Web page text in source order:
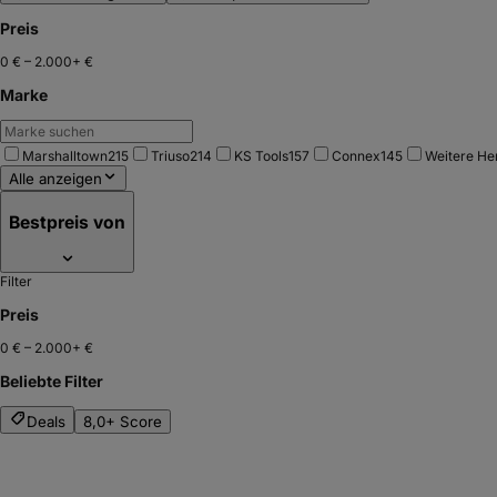
Preis
0 € – 2.000+ €
Marke
Marshalltown215 Triuso214 KS Tools157 Connex145 Weitere
Alle anzeigen
Bestpreis von
Filter
Preis
0 € – 2.000+ €
Beliebte Filter
Deals 8,0+ Score